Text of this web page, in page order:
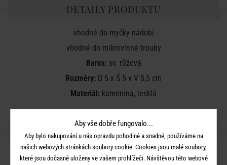
DETAILY PRODUKTU
vhodné do myčky nádobí
vhodné do mikrovlnné trouby
Barva:sv. růžová
Rozměry: D 5 x Š 5 x V 5,5 cm
Materiál: kamenina, lesklá
SDÍLEJTE S PŘÁTELI
Aby vše dobře fungovalo...
Aby bylo nakupování u nás opravdu pohodlné a snadné, používáme na
našich webových stránkách soubory cookie. Cookies jsou malé soubory,
které jsou dočasně uloženy ve vašem prohlížeči. Návštěvou této webové